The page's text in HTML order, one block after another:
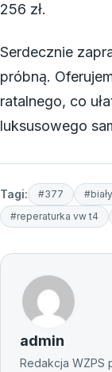
256 zł.
Serdecznie
próbną.
ratalnego, co
luksusowego
Tagi: #377
#reperaturka vw t4
admin
Redakcja WZPS